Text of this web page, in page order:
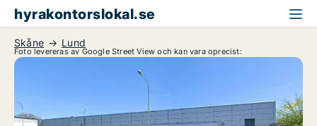
hyrakontorslokal.se
Skåne Lund
Foto levereras av Google Street View och kan vara oprecist: